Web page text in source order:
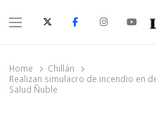
Menu
Home
Chillán
Realizan simulacro de incendio en
Salud Ñuble